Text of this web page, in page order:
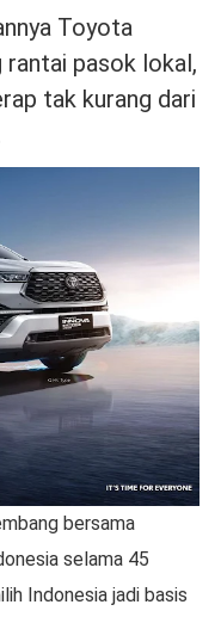
Toyota
rantai pasok lokal,
tak kurang dari
bersama
selama 45
Indonesia jadi basis